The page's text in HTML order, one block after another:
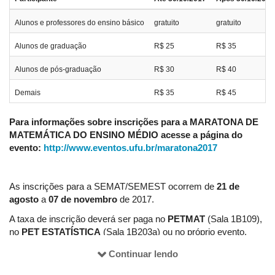
Alunos e professores do ensino básico gratuito gratuito
Alunos de graduação R$ 25 R$ 35
Alunos de pós-graduação R$ 30 R$ 40
Demais R$ 35 R$ 45
Para informações sobre inscrições para a MARATONA DE
MATEMÁTICA DO ENSINO MÉDIO acesse a página do
evento: http://www.eventos.ufu.br/maratona2017
As inscrições para a SEMAT/SEMEST ocorrem de 21 de
agosto a07 de novembro de 2017.
A taxa de inscrição deverá ser paga no PETMAT (Sala 1B109),
no PET ESTATÍSTICA (Sala 1B203a) ou no próprio evento,
depósito/transferência bancária.Continuar lendo